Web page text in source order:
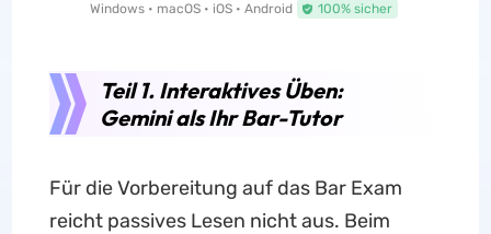
Windows • macOS • iOS • Android 100% sicher
Teil 1. Interaktives Üben:
Gemini als Ihr Bar-Tutor
Für die Vorbereitung auf das Bar Exam
reicht passives Lesen nicht aus. Beim